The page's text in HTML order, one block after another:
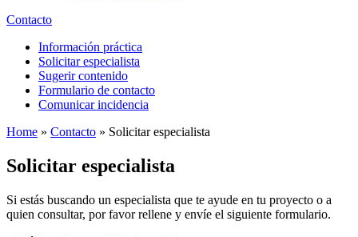
Contacto
Información práctica
Solicitar especialista
Sugerir contenido
Formulario de contacto
Comunicar incidencia
Home » Contacto » Solicitar especialista
Solicitar especialista
Si estás buscando un especialista que te ayude en tu proyecto o a
quien consultar, por favor rellene y envíe el siguiente formulario.